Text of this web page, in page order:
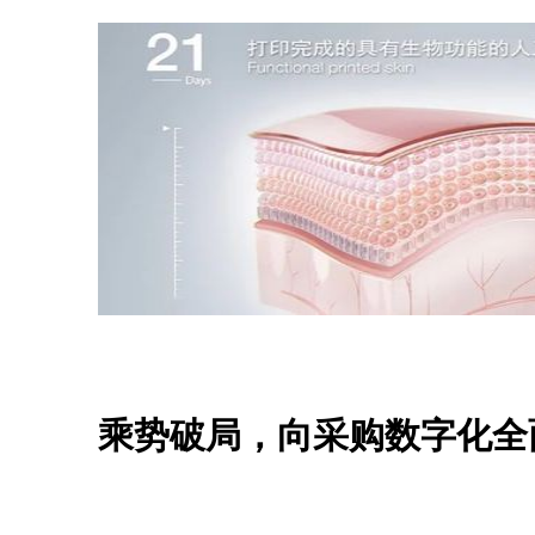
乘势破局，向采购数字化